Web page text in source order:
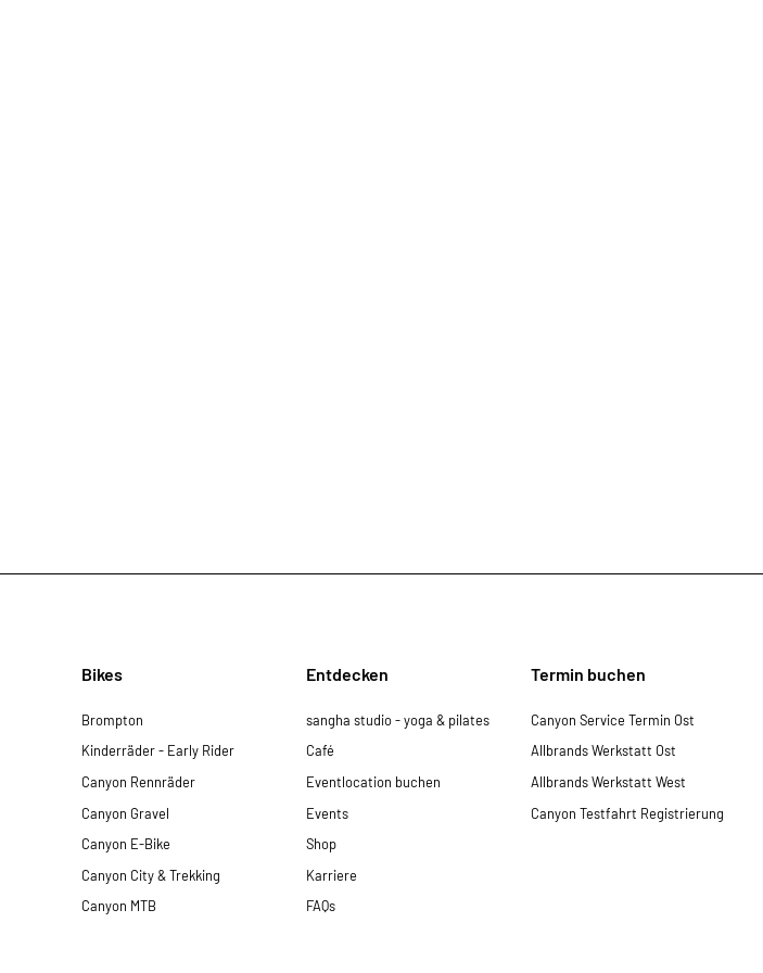
Bikes
Brompton
Kinderräder - Early Rider
Canyon Rennräder
Canyon Gravel
Canyon E-Bike
Canyon City & Trekking
Canyon MTB
Entdecken
sangha studio - yoga & pilates
Café
Eventlocation buchen
Events
Shop
Karriere
FAQs
Termin buchen
Canyon Service Termin Ost
Allbrands Werkstatt Ost
Allbrands Werkstatt West
Canyon Testfahrt Registrierung